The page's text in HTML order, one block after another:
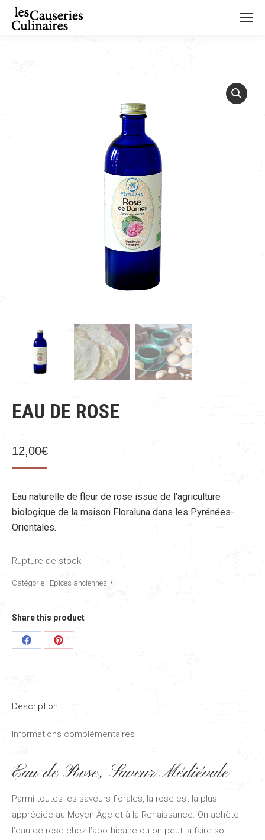
EAU DE ROSE
12,00€
Eau naturelle de fleur de rose issue de l’agriculture
biologique de la maison Floraluna dans les Pyrénées-
Orientales.
Rupture de stock
Catégorie : Epices anciennes
Share this product
Share
Share
Description
Informations complémentaires
Eau de Rose, Saveur Médiévale
Parmi toutes les saveurs florales, la rose est la plus
appréciée au Moyen Âge et à la Renaissance. On achète
l’eau de rose chez l’apothicaire ou on peut la faire soi-